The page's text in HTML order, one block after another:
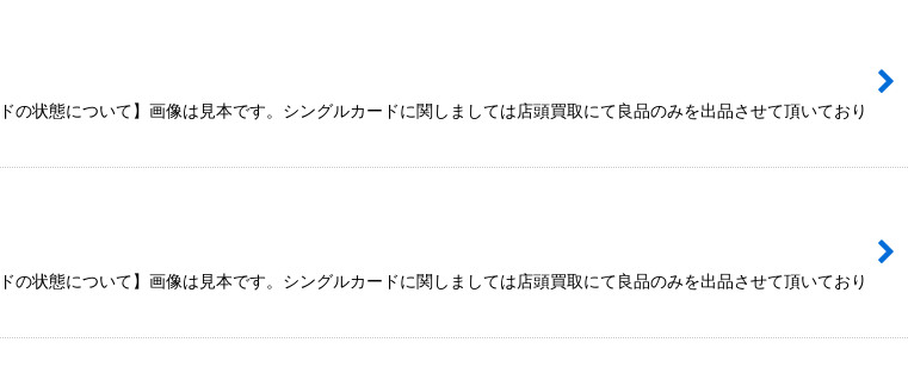
の状態について】画像は見本です。シングルカードに関しましては店頭買取にて良品のみを出品させて頂いており
の状態について】画像は見本です。シングルカードに関しましては店頭買取にて良品のみを出品させて頂いており